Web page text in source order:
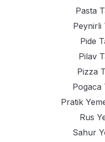
Pasta
Peynirli
Pide
Pilav
Pizza
Pogaca
Pratik
Rus
Sahur